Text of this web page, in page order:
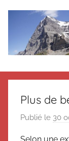
Le
blog
de
SuissePlus de
Publié le 30